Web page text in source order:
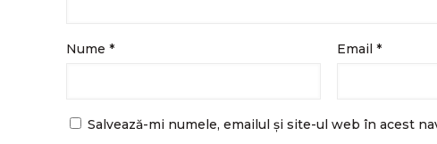
Nume * Email*
Salvează-mi numele, emailul și site-ul web în acest